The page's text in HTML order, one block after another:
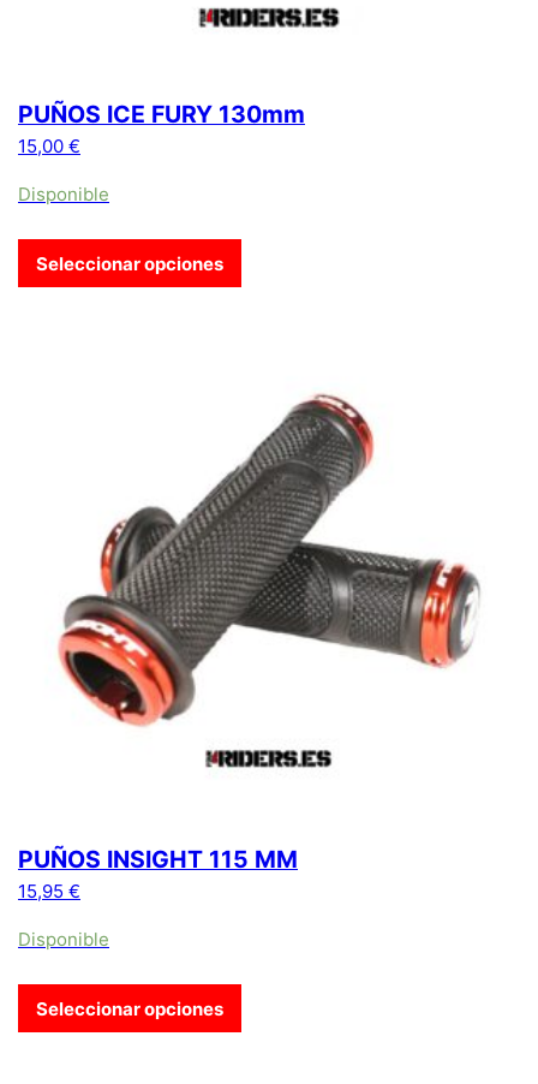
PUÑOS ICE FURY 130mm
15,00 €
Disponible
Seleccionar opciones
PUÑOS INSIGHT 115 MM
15,95 €
Disponible
Seleccionar opciones